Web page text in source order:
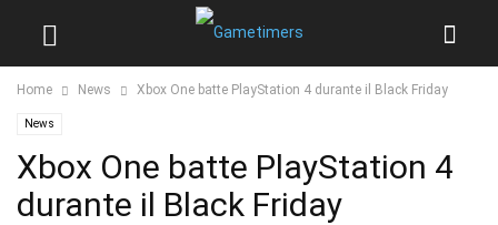
Home News Xbox One batte PlayStation 4 durante il Black Friday
News
Xbox One batte PlayStation 4
durante il Black Friday